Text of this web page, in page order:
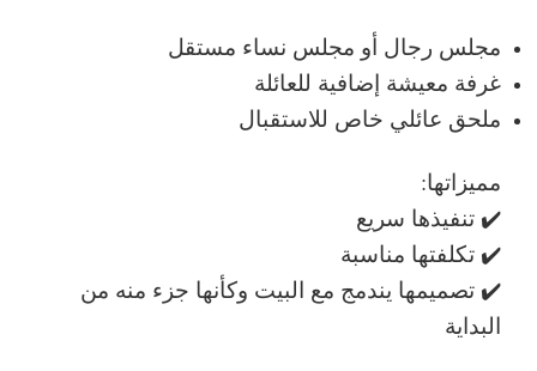
مجلس رجال أو مجلس نساء مستقل
غرفة معيشة إضافية للعائلة
ملحق عائلي خاص للاستقبال
مميزاتها:
✔️ تنفيذها سريع
✔️ تكلفتها مناسبة
✔️ تصميمها يندمج مع البيت وكأنها جزء منه من
البداية